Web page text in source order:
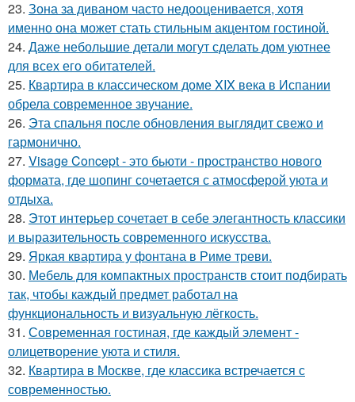
23. Зона за диваном часто недооценивается, хотя
именно она может стать стильным акцентом гостиной.
24. Даже небольшие детали могут сделать дом уютнее
для всех его обитателей.
25. Квартира в классическом доме XIX века в Испании
обрела современное звучание.
26. Эта спальня после обновления выглядит свежо и
гармонично.
27. Visage Concept - это бьюти - пространство нового
формата, где шопинг сочетается с атмосферой уюта и
отдыха.
28. Этот интерьер сочетает в себе элегантность классики
и выразительность современного искусства.
29. Яркая квартира у фонтана в Риме треви.
30. Мебель для компактных пространств стоит подбирать
так, чтобы каждый предмет работал на
функциональность и визуальную лёгкость.
31. Современная гостиная, где каждый элемент -
олицетворение уюта и стиля.
32. Квартира в Москве, где классика встречается с
современностью.